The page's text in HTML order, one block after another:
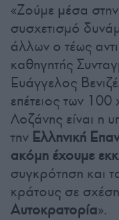
«Ζούμε μέσα
συσχετισμό
άλλων ο τέως
καθηγητής
Ευάγγελος
επέτειος των
Λοζάνης είναι η
την Ελληνική
ακόμη έχουμε
συγκρότηση και
κράτους σε
Αυτοκρατορία».